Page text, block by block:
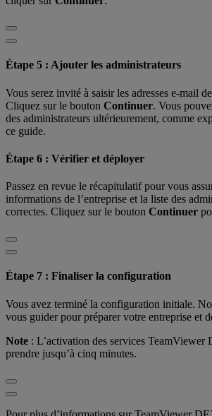
Étape 5 : Ajouter les administrateurs
Vous serez invité à saisir les adresses e-mail
Cliquez sur le bouton Continuer. Vous
des administrateurs ultérieurement, comme
ce guide.
Étape 6 : Vérifier et déployer
Passez en revue le récapitulatif pour vous
informations de l’entreprise et la liste des
correctes. Cliquez sur le bouton Continuer
Étape 7 : Finaliser la configuration
Vous avez terminé la configuration initiale.
vous guider pour préparer votre entreprise et
Note : L’activation des services TeamViewer
prendre jusqu’à cinq minutes.